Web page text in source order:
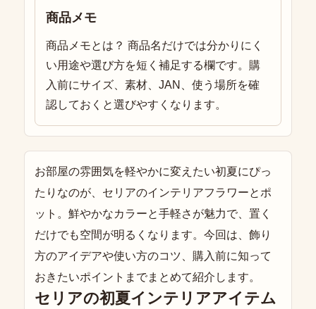
商品メモ
商品メモとは？ 商品名だけでは分かりにく
い用途や選び方を短く補足する欄です。購
入前にサイズ、素材、JAN、使う場所を確
認しておくと選びやすくなります。
お部屋の雰囲気を軽やかに変えたい初夏にぴっ
たりなのが、セリアのインテリアフラワーとポ
ット。鮮やかなカラーと手軽さが魅力で、置く
だけでも空間が明るくなります。今回は、飾り
方のアイデアや使い方のコツ、購入前に知って
おきたいポイントまでまとめて紹介します。
セリアの初夏インテリアアイテム